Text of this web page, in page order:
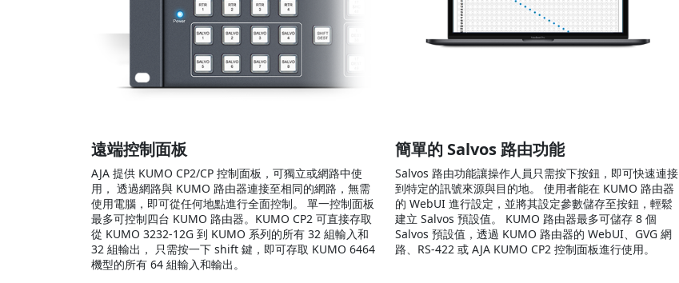
遠端控制面板
AJA 提供 KUMO CP2/CP 控制面板，可獨立或網路中使
用， 透過網路與 KUMO 路由器連接至相同的網路，無需
使用電腦，即可從任何地點進行全面控制。 單一控制面板
最多可控制四台 KUMO 路由器。KUMO CP2 可直接存取
從 KUMO 3232-12G 到 KUMO 系列的所有 32 組輸入和
32 組輸出， 只需按一下 shift 鍵，即可存取 KUMO 6464
機型的所有 64 組輸入和輸出。
簡單的 Salvos 路由功能
Salvos 路由功能讓操作人員只需按下按鈕，即可快速連接
到特定的訊號來源與目的地。 使用者能在 KUMO 路由器
的 WebUI 進行設定，並將其設定參數儲存至按鈕，輕鬆
建立 Salvos 預設值。 KUMO 路由器最多可儲存 8 個
Salvos 預設值，透過 KUMO 路由器的 WebUI、GVG 網
路、RS-422 或 AJA KUMO CP2 控制面板進行使用。